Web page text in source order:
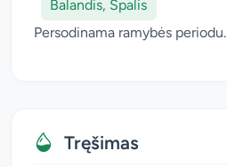
Balandis, Spalis
Persodinama ramybės periodu.
Tręšimas